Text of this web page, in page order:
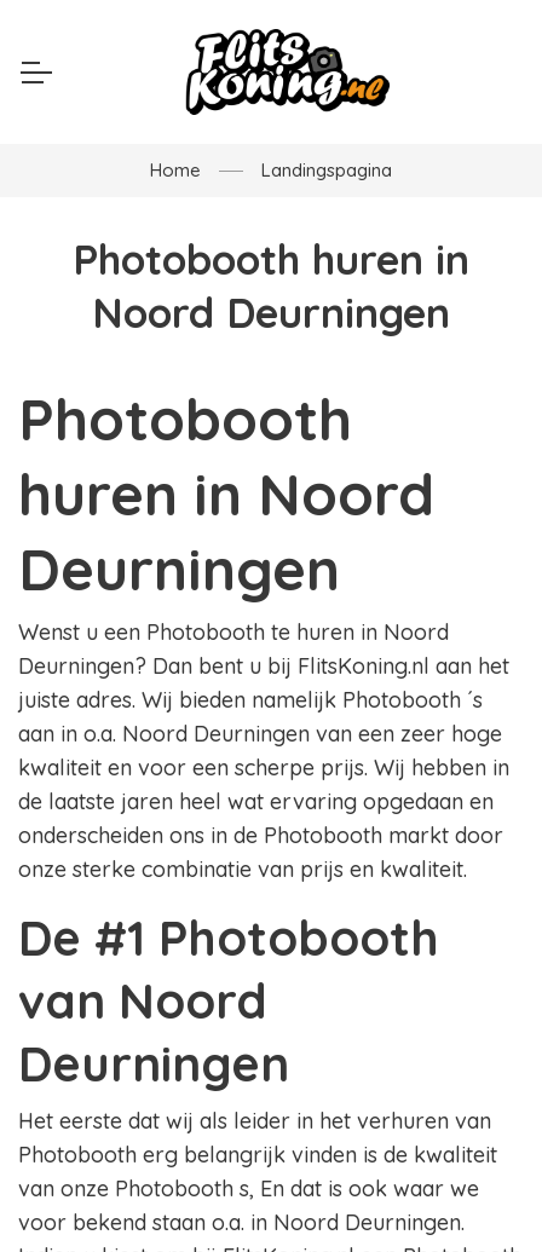
Home Landingspagina
Photobooth huren in
Noord Deurningen
Photobooth
huren in Noord
Deurningen
Wenst u een Photobooth te huren in Noord
Deurningen? Dan bent u bij FlitsKoning.nl aan het
juiste adres. Wij bieden namelijk Photobooth ´s
aan in o.a. Noord Deurningen van een zeer hoge
kwaliteit en voor een scherpe prijs. Wij hebben in
de laatste jaren heel wat ervaring opgedaan en
onderscheiden ons in de Photobooth markt door
onze sterke combinatie van prijs en kwaliteit.
De #1 Photobooth
van Noord
Deurningen
Het eerste dat wij als leider in het verhuren van
Photobooth erg belangrijk vinden is de kwaliteit
van onze Photobooth s, En dat is ook waar we
voor bekend staan o.a. in Noord Deurningen.